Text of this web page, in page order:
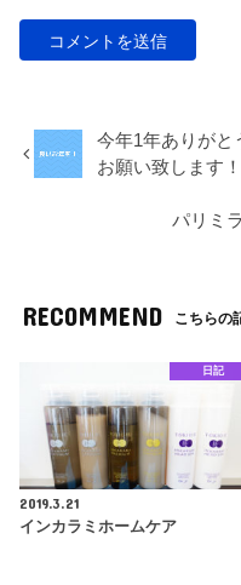
今年1年ありがと
お願い致します！
パリミ
RECOMMEND こちらの
日記
2019.3.21
インカラミホームケア